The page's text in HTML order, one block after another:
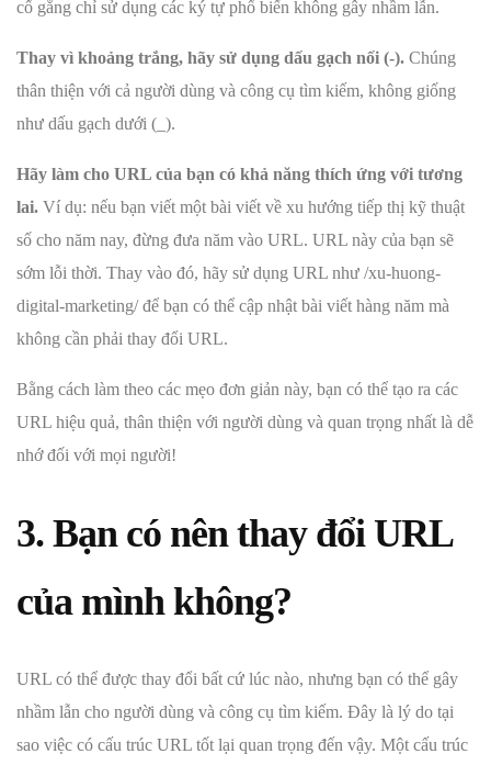
cố gắng chỉ sử dụng các ký tự phổ biến không gây nhầm lẫn.
Thay vì khoảng trắng, hãy sử dụng dấu gạch nối (-). Chúng
thân thiện với cả người dùng và công cụ tìm kiếm, không giống
như dấu gạch dưới (_).
Hãy làm cho URL của bạn có khả năng thích ứng với tương
lai. Ví dụ: nếu bạn viết một bài viết về xu hướng tiếp thị kỹ thuật
số cho năm nay, đừng đưa năm vào URL. URL này của bạn sẽ
sớm lỗi thời. Thay vào đó, hãy sử dụng URL như /xu-huong-
digital-marketing/ để bạn có thể cập nhật bài viết hàng năm mà
không cần phải thay đổi URL.
Bằng cách làm theo các mẹo đơn giản này, bạn có thể tạo ra các
URL hiệu quả, thân thiện với người dùng và quan trọng nhất là dễ
nhớ đối với mọi người!
3. Bạn có nên thay đổi URL
của mình không?
URL có thể được thay đổi bất cứ lúc nào, nhưng bạn có thể gây
nhầm lẫn cho người dùng và công cụ tìm kiếm. Đây là lý do tại
sao việc có cấu trúc URL tốt lại quan trọng đến vậy. Một cấu trúc